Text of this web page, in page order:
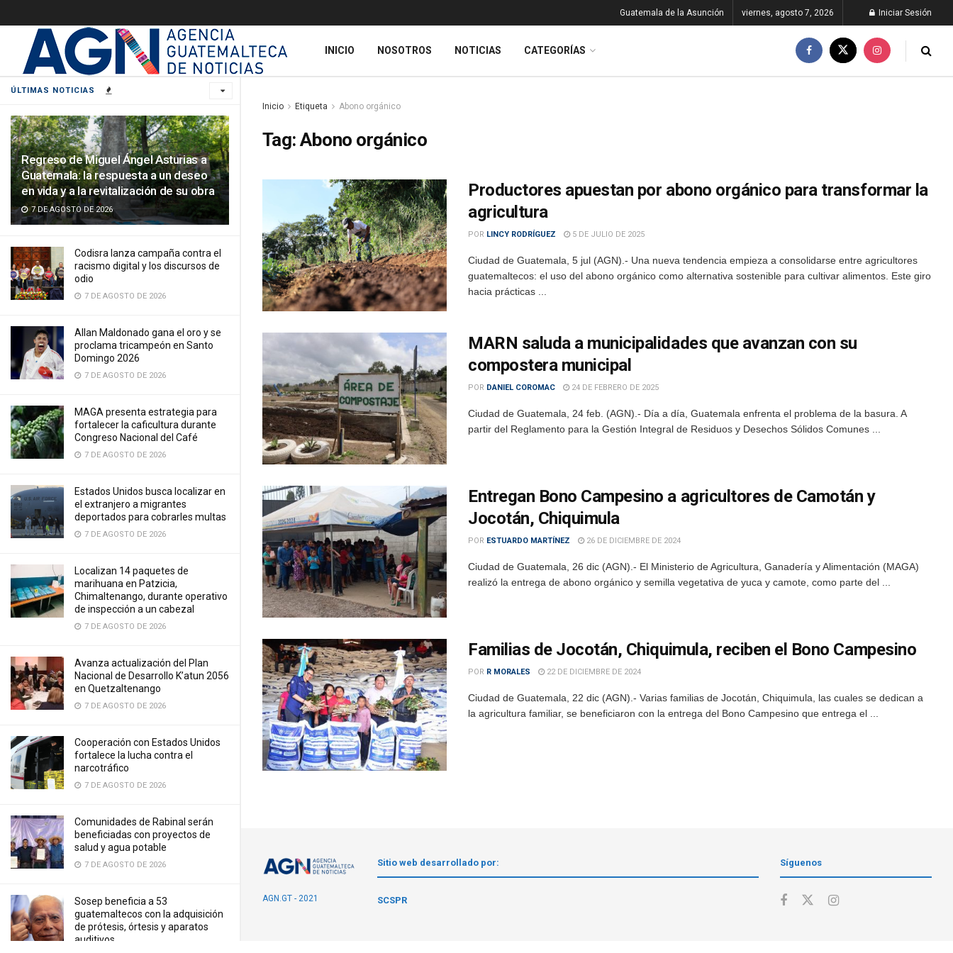
ÚLTIMAS NOTICIAS
Regreso de Miguel Ángel Asturias a
Guatemala: la respuesta a un deseo
en vida y a la revitalización de su obra
7 DE AGOSTO DE 2026
Codisra lanza campaña contra el
racismo digital y los discursos de
odio
7 DE AGOSTO DE 2026
Allan Maldonado gana el oro y se
proclama tricampeón en Santo
Domingo 2026
7 DE AGOSTO DE 2026
MAGA presenta estrategia para
fortalecer la caficultura durante
Congreso Nacional del Café
7 DE AGOSTO DE 2026
Estados Unidos busca localizar en
el extranjero a migrantes
deportados para cobrarles multas
7 DE AGOSTO DE 2026
Localizan 14 paquetes de
marihuana en Patzicia,
Chimaltenango, durante operativo
de inspección a un cabezal
7 DE AGOSTO DE 2026
Avanza actualización del Plan
Nacional de Desarrollo K’atun 2056
en Quetzaltenango
7 DE AGOSTO DE 2026
Cooperación con Estados Unidos
fortalece la lucha contra el
narcotráfico
7 DE AGOSTO DE 2026
Comunidades de Rabinal serán
beneficiadas con proyectos de
salud y agua potable
7 DE AGOSTO DE 2026
Sosep beneficia a 53
guatemaltecos con la adquisición
de prótesis, órtesis y aparatos
auditivos
Guatemala de la Asunción viernes, agosto 7, 2026 Iniciar Sesión
INICIO NOSOTROS NOTICIAS CATEGORÍAS
Inicio Etiqueta Abono orgánico
Tag:Abono orgánico
Productores apuestan por abono orgánico para transformar la
agricultura
POR LINCY RODRÍGUEZ 5 DE JULIO DE 2025
Ciudad de Guatemala, 5 jul (AGN).- Una nueva tendencia empieza a consolidarse entre agricultores
guatemaltecos: el uso del abono orgánico como alternativa sostenible para cultivar alimentos. Este giro
hacia prácticas ...
MARN saluda a municipalidades que avanzan con su
compostera municipal
POR DANIEL COROMAC 24 DE FEBRERO DE 2025
Ciudad de Guatemala, 24 feb. (AGN).- Día a día, Guatemala enfrenta el problema de la basura. A
partir del Reglamento para la Gestión Integral de Residuos y Desechos Sólidos Comunes ...
Entregan Bono Campesino a agricultores de Camotán y
Jocotán, Chiquimula
POR ESTUARDO MARTÍNEZ 26 DE DICIEMBRE DE 2024
Ciudad de Guatemala, 26 dic (AGN).- El Ministerio de Agricultura, Ganadería y Alimentación (MAGA)
realizó la entrega de abono orgánico y semilla vegetativa de yuca y camote, como parte del ...
Familias de Jocotán, Chiquimula, reciben el Bono Campesino
POR R MORALES 22 DE DICIEMBRE DE 2024
Ciudad de Guatemala, 22 dic (AGN).- Varias familias de Jocotán, Chiquimula, las cuales se dedican a
la agricultura familiar, se beneficiaron con la entrega del Bono Campesino que entrega el ...
AGN.GT - 2021
Sitio web desarrollado por:
SCSPR
Síguenos